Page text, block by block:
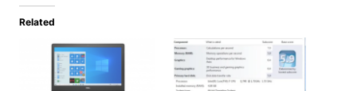
Related